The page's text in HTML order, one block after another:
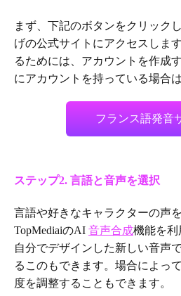
まず、下記のボタンをクリック
げの公式サイトにアクセスしま
るためには、アカウントを作成
にアカウントを持っている場合
フランス語発音
ステップ2. 言語と音声を選択
言語や好きなキャラクターの声
TopMediaiのAI 音声合成機能を利
自分でデザインした新しい音声
るこのもできます。場合によっ
度を調整することもできます。